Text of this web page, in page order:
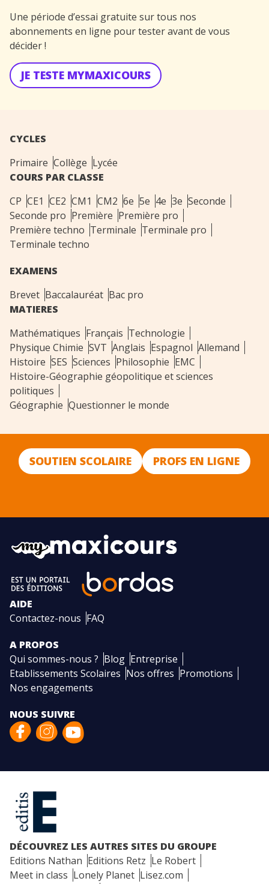
Une période d’essai gratuite sur tous nos
abonnements en ligne pour tester avant de vous
décider !
JE TESTE MYMAXICOURS
CYCLES
Primaire Collège Lycée
COURS PAR CLASSE
CP CE1 CE2 CM1 CM2 6e 5e 4e 3e Seconde
Seconde pro Première Première pro
Première techno Terminale Terminale pro
Terminale techno
EXAMENS
Brevet Baccalauréat Bac pro
MATIERES
Mathématiques Français Technologie
Physique Chimie SVT Anglais Espagnol Allemand
Histoire SES Sciences Philosophie EMC
Histoire-Géographie géopolitique et sciences
politiques
Géographie Questionner le monde
SOUTIEN SCOLAIRE PROFS EN LIGNE
AIDE
Contactez-nous FAQ
A PROPOS
Qui sommes-nous ? Blog Entreprise
Etablissements Scolaires Nos offres Promotions
Nos engagements
NOUS SUIVRE
DÉCOUVREZ LES AUTRES SITES DU GROUPE
Editions Nathan Editions Retz Le Robert
Meet in class Lonely Planet Lisez.com